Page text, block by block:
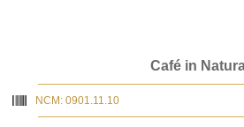
Café in
NCM: 0901.11.10